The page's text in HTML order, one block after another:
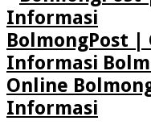
BolmongPost |
Informasi
Online
Informasi